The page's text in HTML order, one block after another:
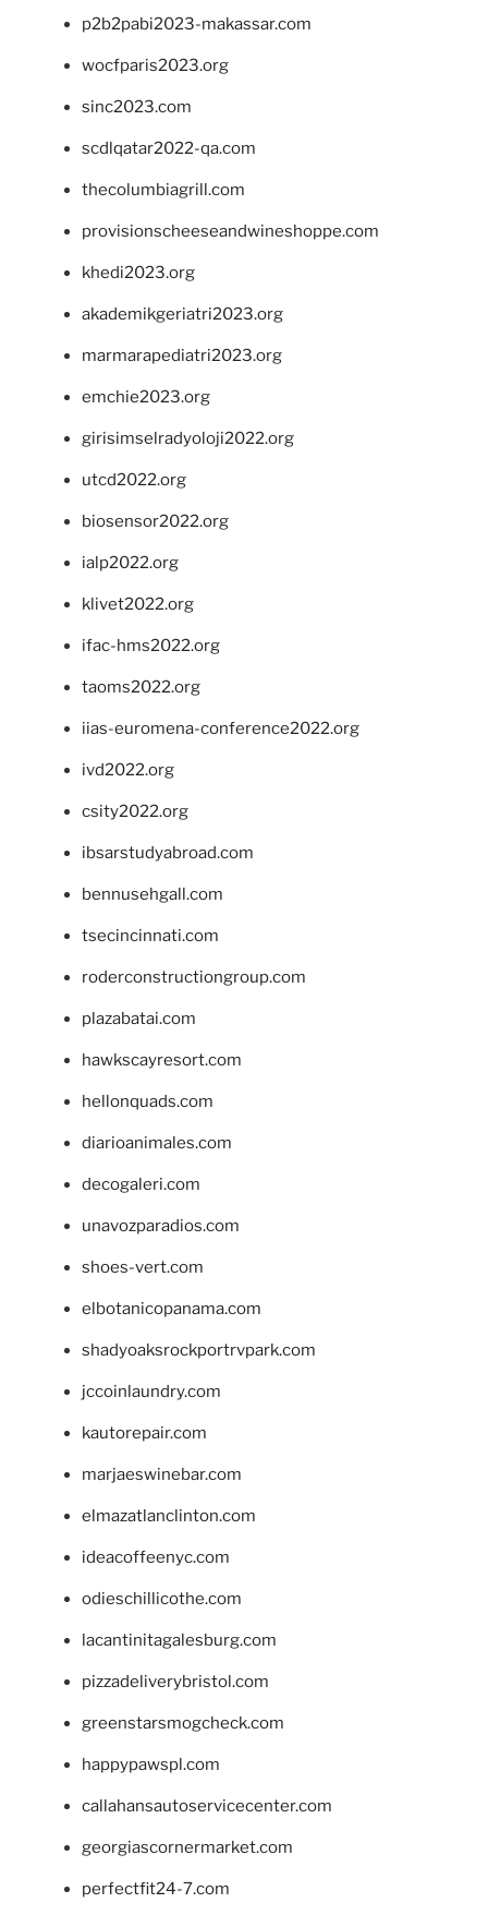
p2b2pabi2023-makassar.com
wocfparis2023.org
sinc2023.com
scdlqatar2022-qa.com
thecolumbiagrill.com
provisionscheeseandwineshoppe.com
khedi2023.org
akademikgeriatri2023.org
marmarapediatri2023.org
emchie2023.org
girisimselradyoloji2022.org
utcd2022.org
biosensor2022.org
ialp2022.org
klivet2022.org
ifac-hms2022.org
taoms2022.org
iias-euromena-conference2022.org
ivd2022.org
csity2022.org
ibsarstudyabroad.com
bennusehgall.com
tsecincinnati.com
roderconstructiongroup.com
plazabatai.com
hawkscayresort.com
hellonquads.com
diarioanimales.com
decogaleri.com
unavozparadios.com
shoes-vert.com
elbotanicopanama.com
shadyoaksrockportrvpark.com
jccoinlaundry.com
kautorepair.com
marjaeswinebar.com
elmazatlanclinton.com
ideacoffeenyc.com
odieschillicothe.com
lacantinitagalesburg.com
pizzadeliverybristol.com
greenstarsmogcheck.com
happypawspl.com
callahansautoservicecenter.com
georgiascornermarket.com
perfectfit24-7.com